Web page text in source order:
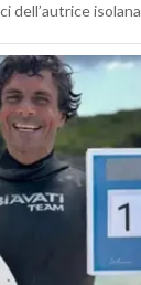
dell’autrice isolana